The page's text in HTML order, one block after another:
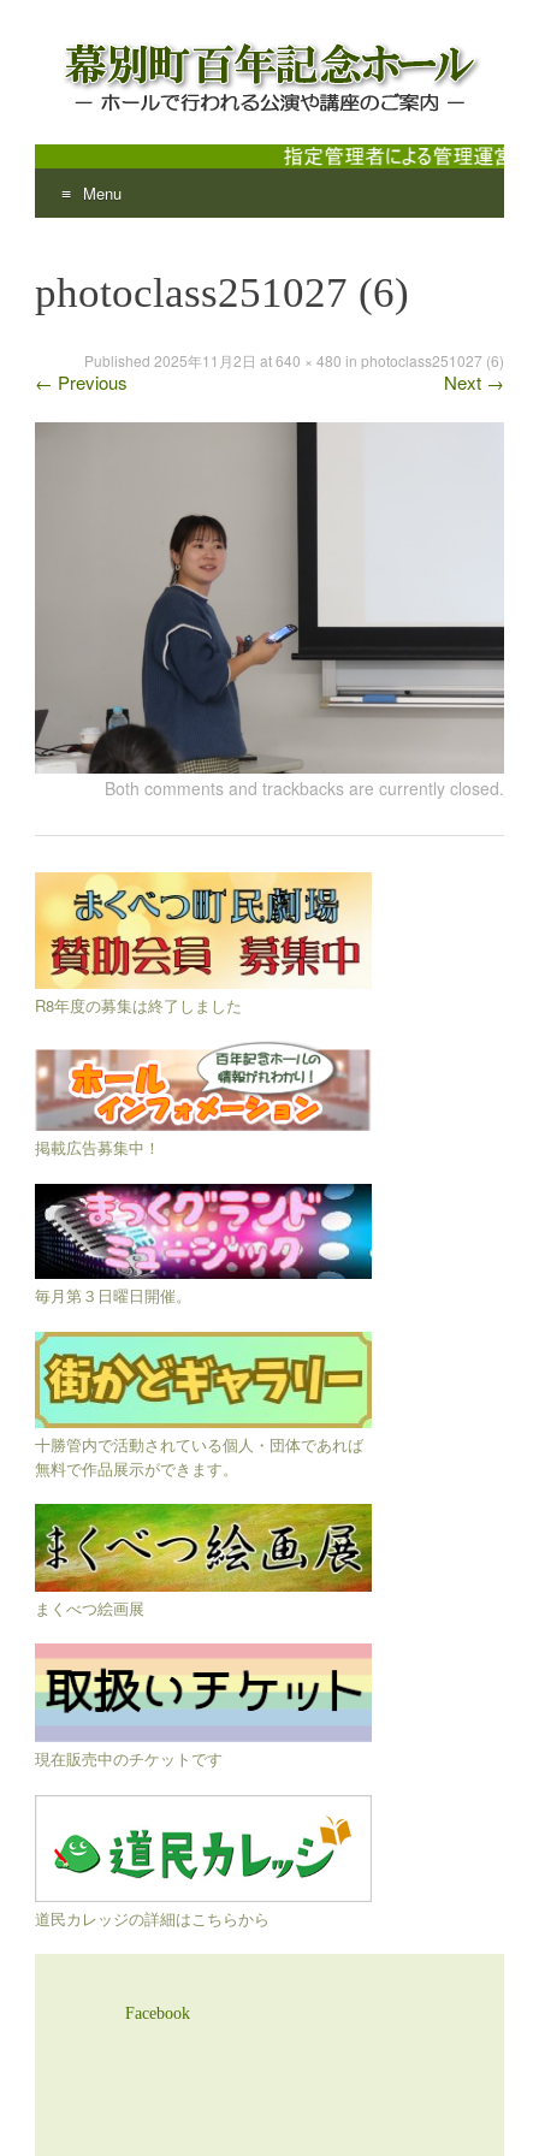
幕別町百年記念ホール
ホールで行われる公演や講座のご案内
Menu
content
photoclass251027 (6)
Published 2025年11月2日 at640 × 480 in photoclass251027 (6)
← Previous Next →
Both comments and trackbacks are currently closed.
R8年度の募集は終了しました
掲載広告募集中！
毎月第３日曜日開催。
十勝管内で活動されている個人・団体であれば
無料で作品展示ができます。
まくべつ絵画展
現在販売中のチケットです
道民カレッジの詳細はこちらから
Facebook